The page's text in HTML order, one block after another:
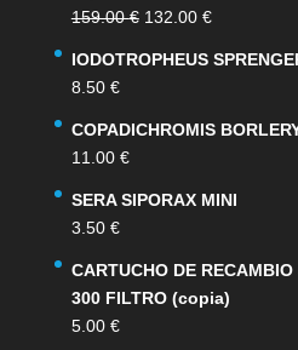
159.00€ El
original
159.00 €.
132.00 €El
actual
132.00 €.
IODOTROPHEUS
8.50 €
COPADICHROMIS
11.00 €
SERA SIPORAX MINI
3.50 €
CARTUCHO DE RECAMBIO
300 FILTRO (copia)
5.00 €